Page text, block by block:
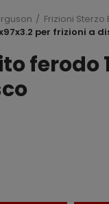
Frizioni Sterzo
per frizioni a
ferodo